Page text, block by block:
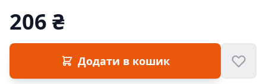
Цена:
206 ₴
Додати в кошик